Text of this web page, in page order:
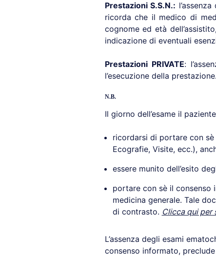
Prestazioni S.S.N.:
ricorda che il medico di
cognome ed età
indicazione di eventuali
Prestazioni PRIVATE:
l’esecuzione della prestazione.
N.B.
Il giorno dell’esame il
ricordarsi di portare con sè
Ecografie, Visite, ecc.),
essere munito dell’esito
portare con sè il
medicina generale. Tale
di contrasto. Clicca qui per
L’assenza degli esami
consenso informato,